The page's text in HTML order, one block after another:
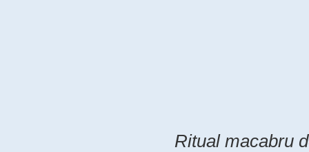
Ritual macabru